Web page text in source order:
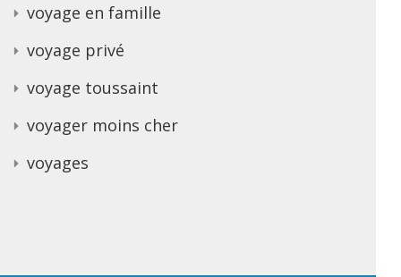
voyage en famille
voyage privé
voyage toussaint
voyager moins cher
voyages